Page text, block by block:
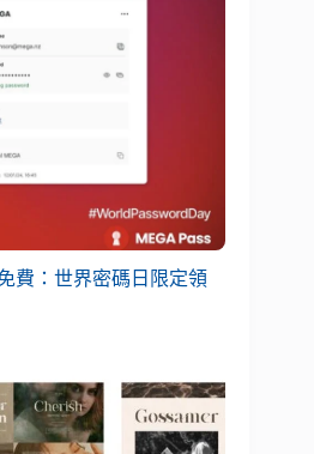
費：世界密碼日限定領